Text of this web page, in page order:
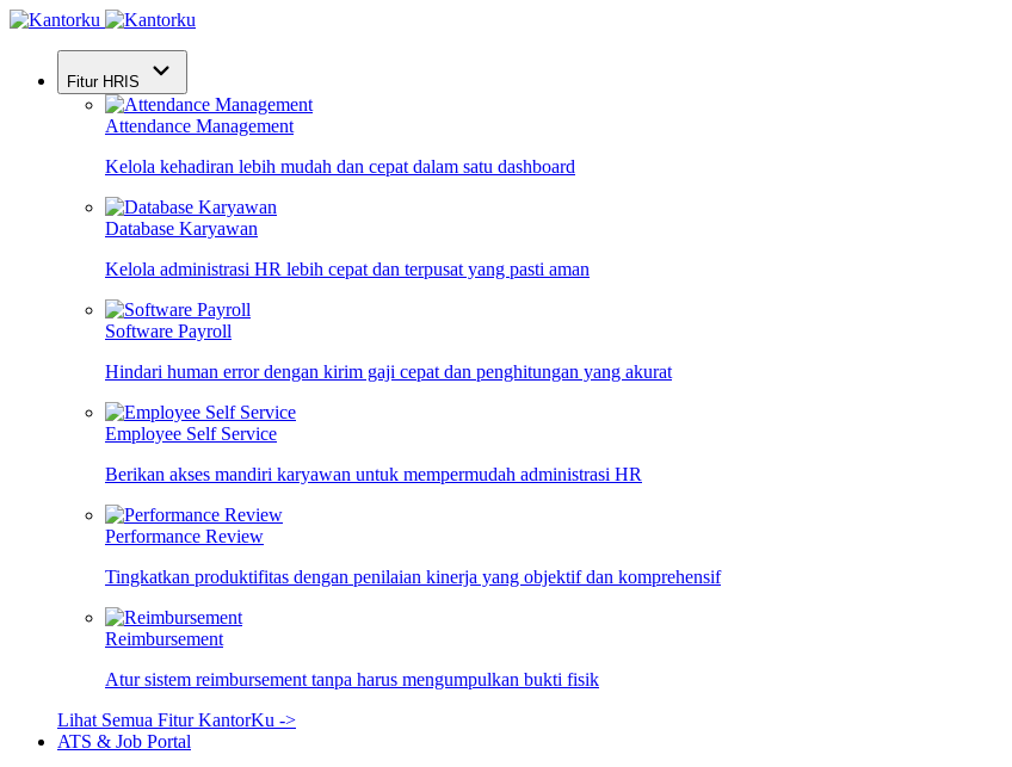
Fitur HRIS
Attendance Management
Kelola kehadiran lebih mudah dan cepat dalam satu dashboard
Database Karyawan
Kelola administrasi HR lebih cepat dan terpusat yang pasti aman
Software Payroll
Hindari human error dengan kirim gaji cepat dan penghitungan yang akurat
Employee Self Service
Berikan akses mandiri karyawan untuk mempermudah administrasi HR
Performance Review
Tingkatkan produktifitas dengan penilaian kinerja yang objektif dan komprehensif
Reimbursement
Atur sistem reimbursement tanpa harus mengumpulkan bukti fisik
Lihat Semua Fitur KantorKu ->
ATS & Job Portal